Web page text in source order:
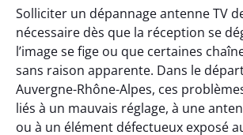
Solliciter un dépannage antenne TV
nécessaire dès que la réception se
l’image se fige ou que certaines
sans raison apparente. Dans le
Auvergne-Rhône-Alpes, ces
liés à un mauvais réglage, à une
ou à un élément défectueux exposé